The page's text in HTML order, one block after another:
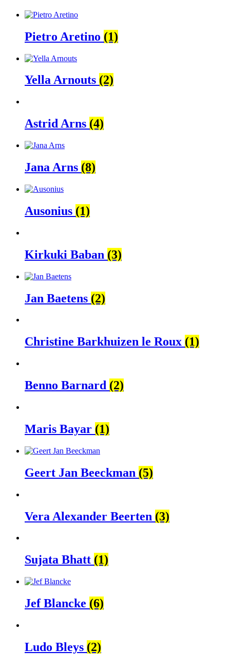
Pietro Aretino (1)
Yella Arnouts (2)
Astrid Arns (4)
Jana Arns (8)
Ausonius (1)
Kirkuki Baban (3)
Jan Baetens (2)
Christine Barkhuizen le Roux (1)
Benno Barnard (2)
Maris Bayar (1)
Geert Jan Beeckman (5)
Vera Alexander Beerten (3)
Sujata Bhatt (1)
Jef Blancke (6)
Ludo Bleys (2)